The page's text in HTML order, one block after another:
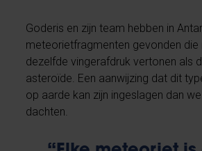
Goderis en zijn team hebben in
meteorietfragmenten gevonden die
dezelfde vingerafdruk vertonen als
asteroïde. Een aanwijzing dat dit
op aarde kan zijn ingeslagen dan
dachten.